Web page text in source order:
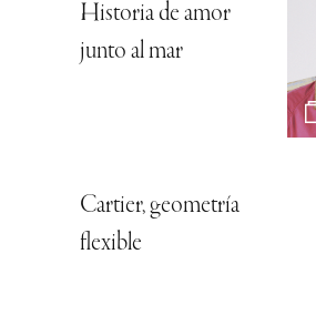
Historia de amor
junto al mar
Cartier, geometría
flexible